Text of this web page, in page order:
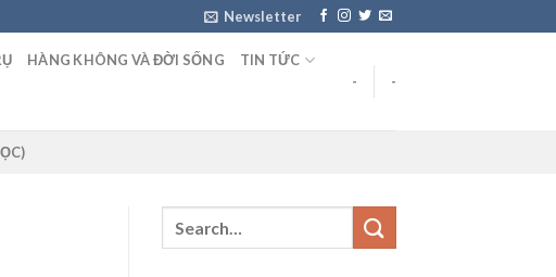
Newsletter
HÀNG KHÔNG VÀ ĐỜI SỐNG TIN TỨC
- -